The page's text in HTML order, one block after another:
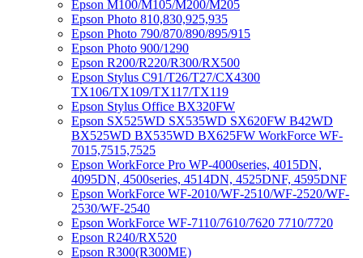
Epson M100/M105/M200/M205
Epson Photo 810,830,925,935
Epson Photo 790/870/890/895/915
Epson Photo 900/1290
Epson R200/R220/R300/RX500
Epson Stylus C91/T26/T27/CX4300
TX106/TX109/TX117/TX119
Epson Stylus Office BX320FW
Epson SX525WD SX535WD SX620FW B42WD
BX525WD BX535WD BX625FW WorkForce WF-
7015,7515,7525
Epson WorkForce Pro WP-4000series, 4015DN,
4095DN, 4500series, 4514DN, 4525DNF, 4595DNF
Epson WorkForce WF-2010/WF-2510/WF-2520/WF-
2530/WF-2540
Epson WorkForce WF-7110/7610/7620 7710/7720
Epson R240/RX520
Epson R300(R300ME)